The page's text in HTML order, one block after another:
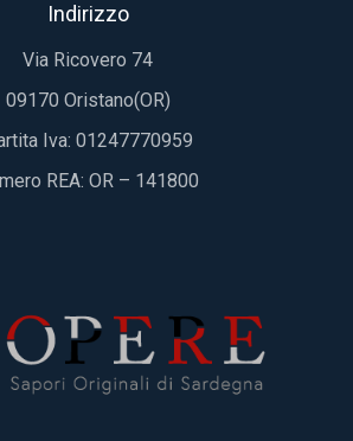
Indirizzo
Via Ricovero 74
09170 Oristano(OR)
Iva: 01247770959
REA: OR – 141800